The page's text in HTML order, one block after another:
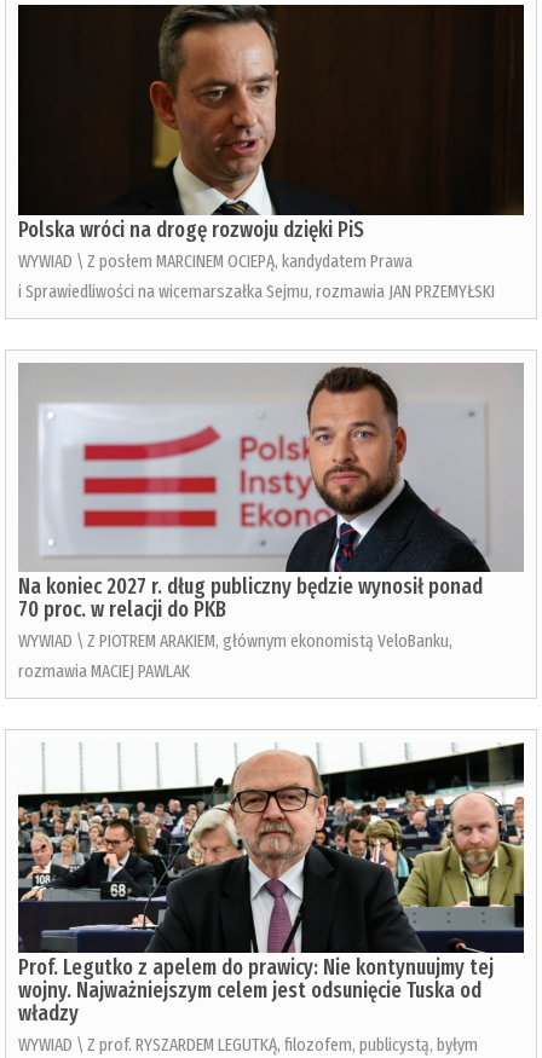
Polska wróci na drogę rozwoju dzięki PiS
WYWIAD \ Z posłem MARCINEM OCIEPĄ, kandydatem Prawa
i Sprawiedliwości na wicemarszałka Sejmu, rozmawia JAN PRZEMYŁSKI
Na koniec 2027 r. dług publiczny będzie wynosił ponad
70 proc. w relacji do PKB
WYWIAD \ Z PIOTREM ARAKIEM, głównym ekonomistą VeloBanku,
rozmawia MACIEJ PAWLAK
Prof. Legutko z apelem do prawicy: Nie kontynuujmy tej
wojny. Najważniejszym celem jest odsunięcie Tuska od
władzy
WYWIAD \ Z prof. RYSZARDEM LEGUTKĄ, filozofem, publicystą, byłym